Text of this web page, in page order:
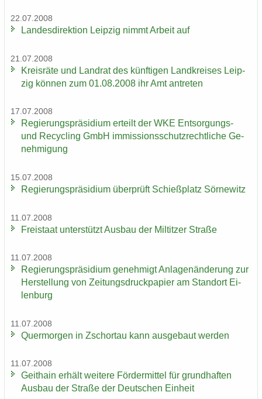
22.07.2008
Lan­des­di­rek­ti­on Leip­zig nimmt Ar­beit auf
21.07.2008
Kreis­rä­te und Land­rat des künf­ti­gen Land­krei­ses Leip­
zig kön­nen zum 01.08.2008 ihr Amt an­tre­ten
17.07.2008
Re­gie­rungs­prä­si­di­um er­teilt der WKE Entsorgungs-​
und Re­cy­cling GmbH im­mis­si­ons­schutz­recht­li­che Ge­
neh­mi­gung
15.07.2008
Re­gie­rungs­prä­si­di­um über­prüft Schieß­platz Sör­ne­witz
11.07.2008
Frei­staat un­ter­stützt Aus­bau der Mil­tit­zer Stra­ße
11.07.2008
Re­gie­rungs­prä­si­di­um ge­neh­migt An­la­gen­än­de­rung zur
Her­stel­lung von Zei­tungs­druck­pa­pier am Stand­ort Ei­
len­burg
11.07.2008
Quer­mor­gen in Zschor­tau kann aus­ge­baut wer­den
11.07.2008
Geit­hain er­hält wei­te­re För­der­mit­tel für grund­haf­ten
Aus­bau der Stra­ße der Deut­schen Ein­heit